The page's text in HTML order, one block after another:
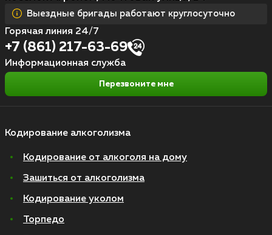
Кодирование алкоголизма
Кодирование от алкоголя на дому
Зашиться от алкоголизма
Кодирование уколом
Торпедо
Выездные бригады работают круглосуточно
Горячая линия 24/7
+7 (861) 217-63-69
Информационная служба
Перезвоните мне